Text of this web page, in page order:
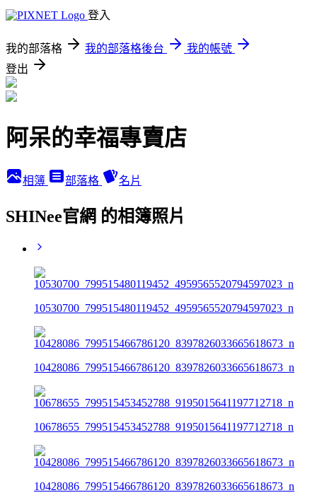
登入
我的部落格 我的部落格後台
我的帳號
登出
阿呆的幸福專賣店
相簿 部落格 名片
SHINee官網 的相簿照片
10530700_799515480119452_4959565520794597023_n
10428086_799515466786120_8397826033665618673_n
10678655_799515453452788_9195015641197712718_n
10428086_799515466786120_8397826033665618673_n